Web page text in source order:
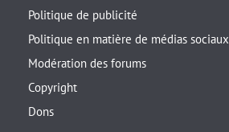
Politique de publicité
Politique en matière de médias sociaux
Modération des forums
Copyright
Dons